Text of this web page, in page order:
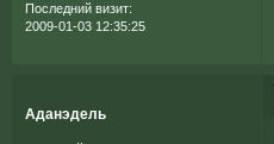
Последний визит:
2009-01-03 12:35:25
Аданэдель